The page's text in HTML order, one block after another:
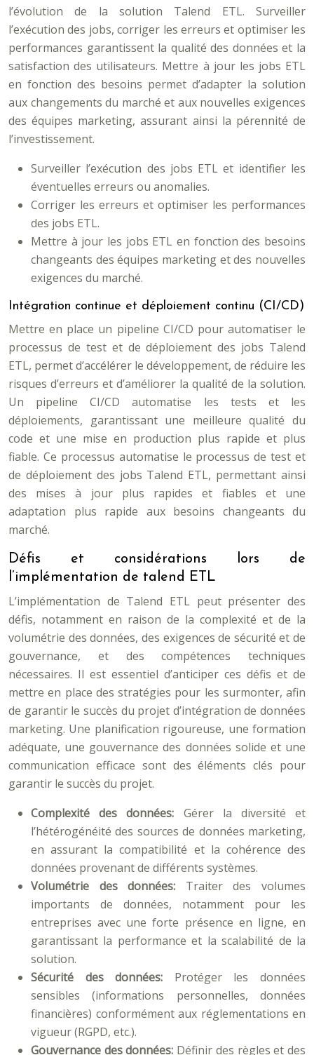
l’évolution de la solution Talend ETL. Surveiller
l’exécution des jobs, corriger les erreurs et optimiser les
performances garantissent la qualité des données et la
satisfaction des utilisateurs. Mettre à jour les jobs ETL
en fonction des besoins permet d’adapter la solution
aux changements du marché et aux nouvelles exigences
des équipes marketing, assurant ainsi la pérennité de
l’investissement.
Surveiller l’exécution des jobs ETL et identifier les
éventuelles erreurs ou anomalies.
Corriger les erreurs et optimiser les performances
des jobs ETL.
Mettre à jour les jobs ETL en fonction des besoins
changeants des équipes marketing et des nouvelles
exigences du marché.
Intégration continue et déploiement continu (CI/CD)
Mettre en place un pipeline CI/CD pour automatiser le
processus de test et de déploiement des jobs Talend
ETL, permet d’accélérer le développement, de réduire les
risques d’erreurs et d’améliorer la qualité de la solution.
Un pipeline CI/CD automatise les tests et les
déploiements, garantissant une meilleure qualité du
code et une mise en production plus rapide et plus
fiable. Ce processus automatise le processus de test et
de déploiement des jobs Talend ETL, permettant ainsi
des mises à jour plus rapides et fiables et une
adaptation plus rapide aux besoins changeants du
marché.
Défis et considérations lors de
l’implémentation de talend ETL
L’implémentation de Talend ETL peut présenter des
défis, notamment en raison de la complexité et de la
volumétrie des données, des exigences de sécurité et de
gouvernance, et des compétences techniques
nécessaires. Il est essentiel d’anticiper ces défis et de
mettre en place des stratégies pour les surmonter, afin
de garantir le succès du projet d’intégration de données
marketing. Une planification rigoureuse, une formation
adéquate, une gouvernance des données solide et une
communication efficace sont des éléments clés pour
garantir le succès du projet.
Complexité des données: Gérer la diversité et
l’hétérogénéité des sources de données marketing,
en assurant la compatibilité et la cohérence des
données provenant de différents systèmes.
Volumétrie des données: Traiter des volumes
importants de données, notamment pour les
entreprises avec une forte présence en ligne, en
garantissant la performance et la scalabilité de la
solution.
Sécurité des données: Protéger les données
sensibles (informations personnelles, données
financières) conformément aux réglementations en
vigueur (RGPD, etc.).
Gouvernance des données: Définir des règles et des